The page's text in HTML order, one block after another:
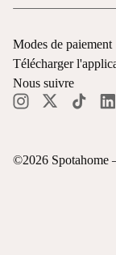
©2026
Modes de paiement
Télécharger
Nous suivre